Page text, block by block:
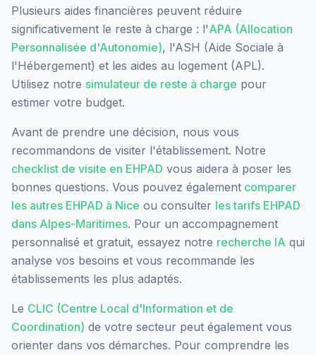
Plusieurs aides financières peuvent réduire
significativement le reste à charge : l'APA (Allocation
Personnalisée d'Autonomie), l'ASH (Aide Sociale à
l'Hébergement) et les aides au logement (APL).
Utilisez notre simulateur de reste à charge pour
estimer votre budget.
Avant de prendre une décision, nous vous
recommandons de visiter l'établissement. Notre
checklist de visite en EHPAD vous aidera à poser les
bonnes questions. Vous pouvez également comparer
les autres EHPAD à Nice ou consulter les tarifs EHPAD
dans Alpes-Maritimes. Pour un accompagnement
personnalisé et gratuit, essayez notre recherche IA qui
analyse vos besoins et vous recommande les
établissements les plus adaptés.
Le CLIC (Centre Local d'Information et de
Coordination) de votre secteur peut également vous
orienter dans vos démarches. Pour comprendre les